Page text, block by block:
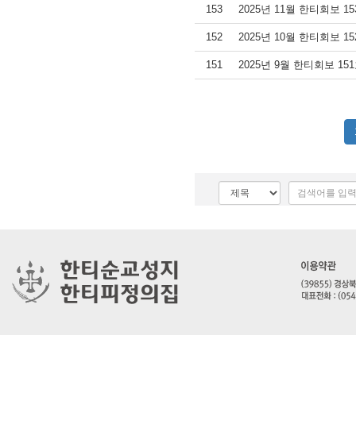
153 2025년 11월 한티회보
152 2025년 10월 한티회보
151 2025년 9월 한티회보 151